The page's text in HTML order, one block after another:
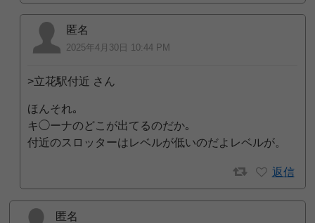
匿名
2025年4月30日 10:44 PM
>立花駅付近 さん
ほんそれ｡
キ◯ーナのどこが出てるのだか｡
付近のスロッターはレベルが低いのだよレベルが。
返信
匿名